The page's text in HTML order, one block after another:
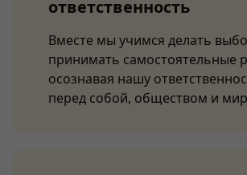
ответственность
Вместе мы учимся делать
принимать самостоятельные
осознавая нашу
перед собой, обществом и